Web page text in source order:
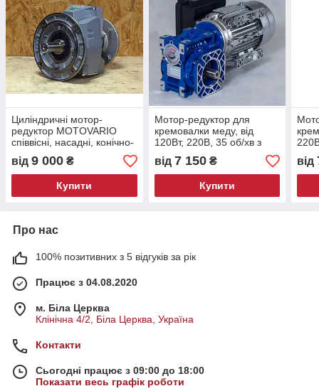
Циліндричні мотор-
редуктор MOTOVARIO
співвісні, насадні, конічно-
циліндричні, з
паралельними валами
від 9 000 ₴
Купити
Мотор-редуктор для
кремовалки меду, від
120Вт, 220В, 35 об/хв з
редуктора + вихідний вал
+ фланець
від 7 150₴
Купити
+
від
Про нас
100% позитивних з 5 відгуків за рік
Працює з 04.08.2020
м. Біла Церква
Клінічна 4/2, Біла Церква, Україна
Контакти
Сьогодні працює з 09:00 до 18:00
Показати весь графік роботи